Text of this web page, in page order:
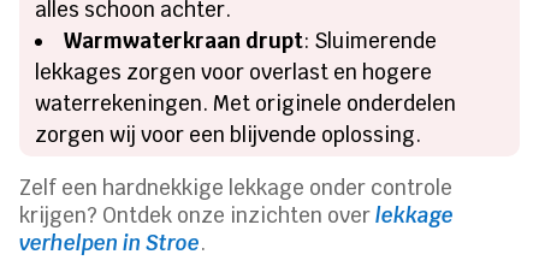
alles schoon achter.
Warmwaterkraan drupt: Sluimerende
lekkages zorgen voor overlast en hogere
waterrekeningen. Met originele onderdelen
zorgen wij voor een blijvende oplossing.
Zelf een hardnekkige lekkage onder controle
krijgen? Ontdek onze inzichten overlekkage
verhelpen in Stroe.